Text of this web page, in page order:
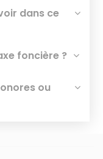
dans ce
foncière ?
ou